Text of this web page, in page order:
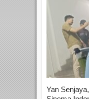
Yan